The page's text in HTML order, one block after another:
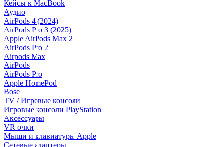
Кейсы к MacBook
Аудио
AirPods 4 (2024)
AirPods Pro 3 (2025)
Apple AirPods Max 2
AirPods Pro 2
Airpods Max
AirPods
AirPods Pro
Apple HomePod
Bose
TV / Игровые консоли
Игровые консоли PlayStation
Аксессуары
VR очки
Мыши и клавиатуры Apple
Сетевые адаптеры